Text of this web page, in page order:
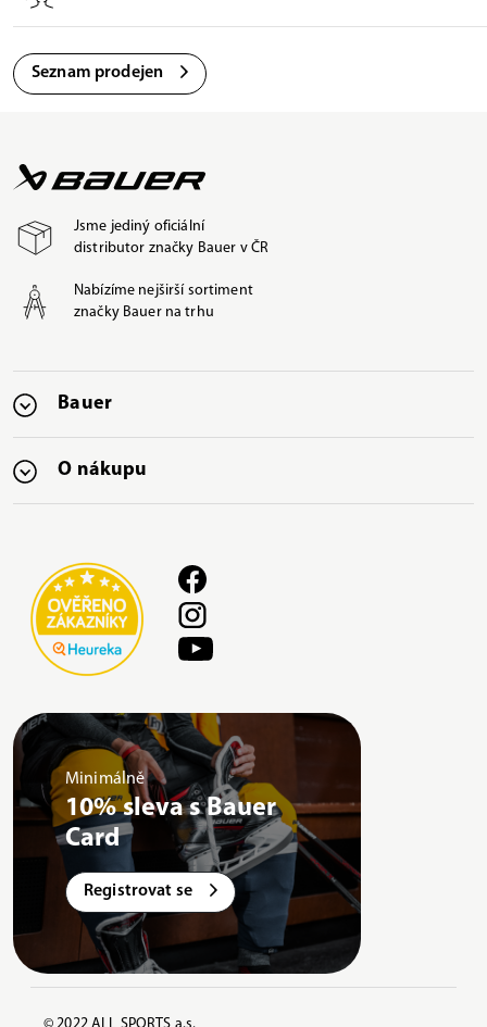
Seznam prodejen
Jsme jediný oficiální
distributor značky Bauer v ČR
Nabízíme nejširší sortiment
značky Bauer na trhu
Bauer
O nákupu
Minimálně
10% sleva s Bauer
Card
Registrovat se